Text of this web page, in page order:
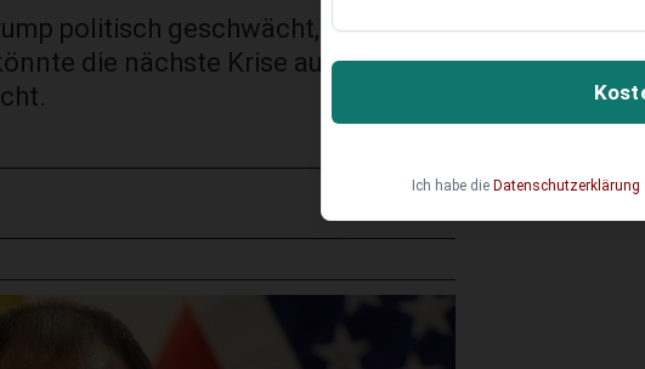
politisch geschwächt, aber gerade deshalb
die nächste Krise aus Washington kommen,
Ich habe die Datenschutzerklärung